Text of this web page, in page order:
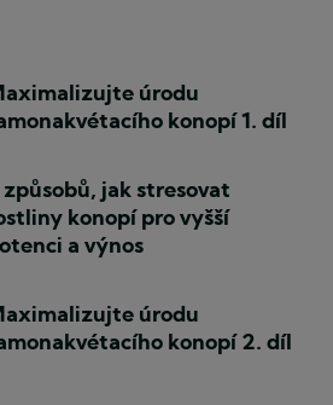
úrodu
konopí 1. díl
způsobů, jak stresovat
konopí pro vyšší
a výnos
úrodu
konopí 2. díl